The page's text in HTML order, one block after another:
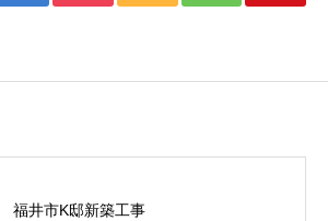
福井市K邸新築工事